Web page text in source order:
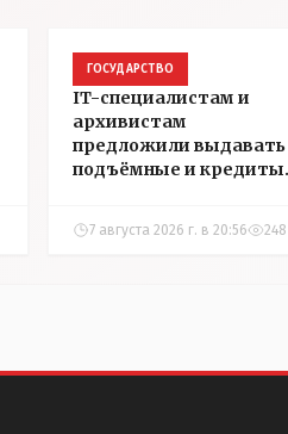
ГОСУДАРСТВО
IT-специалистам и
архивистам
предложили выдавать
подъёмные и кредиты
7 августа 2026 г. в 20:56 248